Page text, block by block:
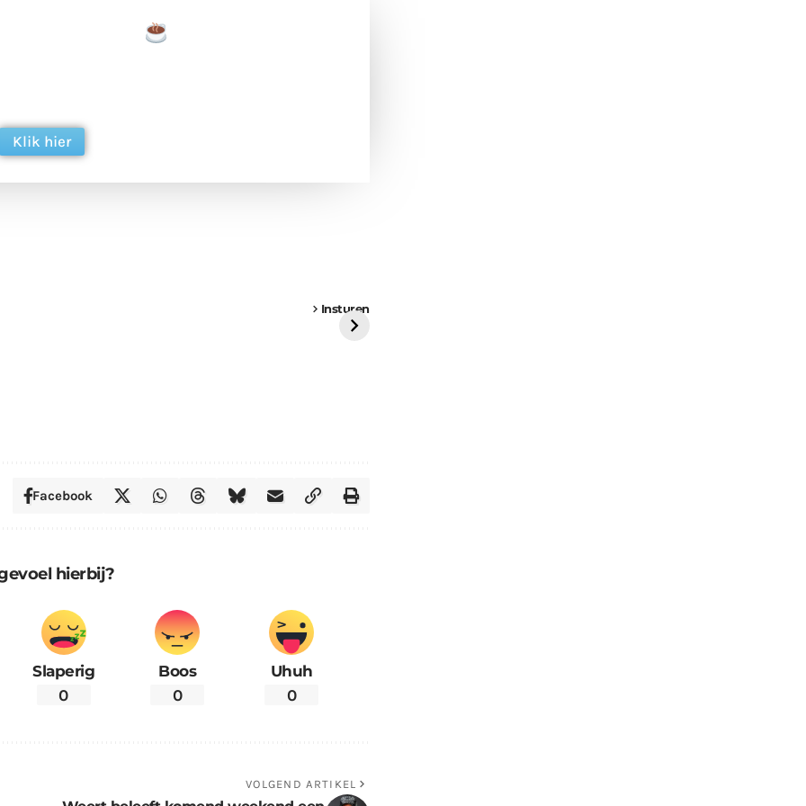
Klik hier
Insturen
Facebook
hierbij?
Slaperig
0
Boos
0
Uhuh
0
VOLGEND ARTIKEL